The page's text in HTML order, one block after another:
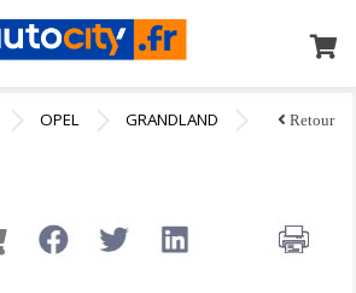
OPEL GRANDLAND Retour